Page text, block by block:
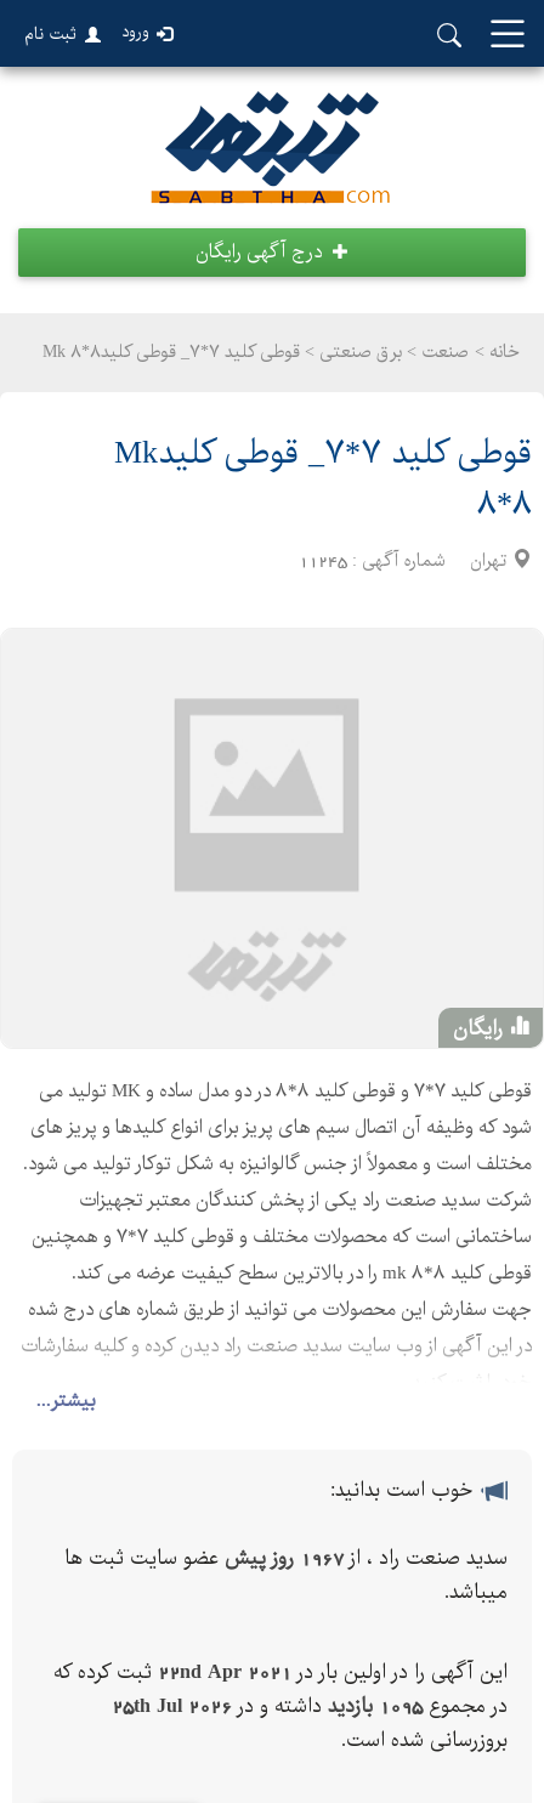
ورود ثبت نام
درج آگهی رایگان
خانه > صنعت > برق صنعتی > قوطی کلید ۷*۷_ قوطی کلیدMk ۸*۸
قوطی کلید ۷*۷_ قوطی کلیدMk
۸*۸
تهران شماره آگهی : 11245
رایگان
بیشتر...
قوطی کلید ۷*۷ و قوطی کلید ۸*۸ در دو مدل ساده و MK تولید می‌
شود که وظیفه آن اتصال سیم های پریز برای انواع کلیدها و پریز های
مختلف است و معمولاً از جنس گالوانیزه به شکل توکار تولید می شود.
شرکت سدید صنعت راد یکی از پخش کنندگان معتبر تجهیزات
ساختمانی است که محصولات مختلف و قوطی کلید ۷*۷ و همچنین
قوطی کلید mk ۸*۸ را در بالاترین سطح کیفیت عرضه می کند.
جهت سفارش این محصولات می توانید از طریق شماره های درج شده
در این آگهی از وب سایت سدید صنعت راد دیدن کرده و کلیه سفارشات
خود را ثبت کنید.
خوب است بدانید:
سدید صنعت راد ، از1967 روز پیش
عضو سایت ثبت ها
میباشد.
این آگهی را در اولین بار در 22nd Apr 2021 ثبت کرده که
در مجموع1095 بازدید داشته و در 25th Jul 2026
بروزرسانی شده است.